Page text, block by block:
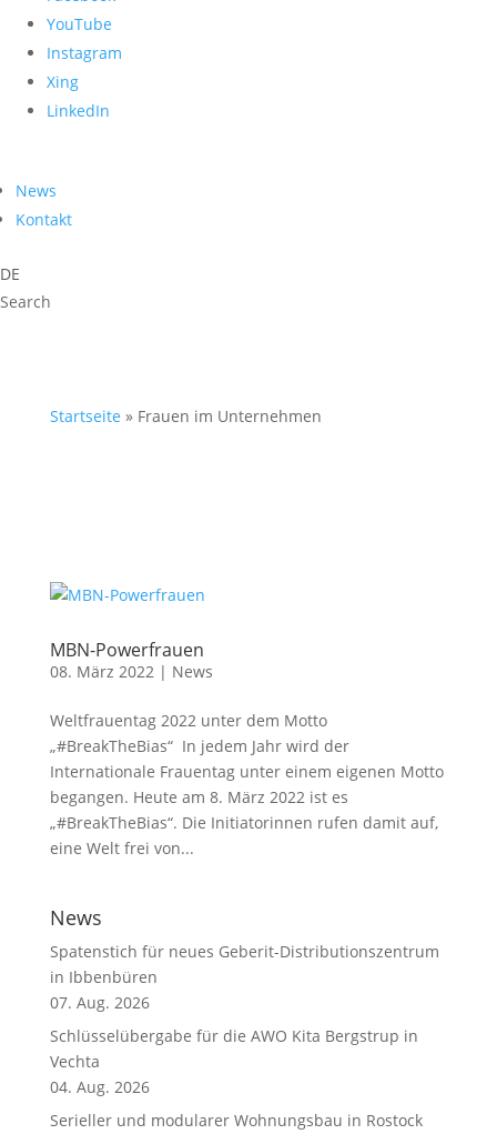
YouTube
Instagram
Xing
LinkedIn
News
Kontakt
DE
Search
Startseite » Frauen im Unternehmen
MBN-Powerfrauen
08. März 2022| News
Weltfrauentag 2022 unter dem Motto
„#BreakTheBias“ In jedem Jahr wird der
Internationale Frauentag unter einem eigenen Motto
begangen. Heute am 8. März 2022 ist es
„#BreakTheBias“. Die Initiatorinnen rufen damit auf,
eine Welt frei von...
News
Spatenstich für neues Geberit-Distributionszentrum
in Ibbenbüren
07. Aug. 2026
Schlüsselübergabe für die AWO Kita Bergstrup in
Vechta
04. Aug. 2026
Serieller und modularer Wohnungsbau in Rostock